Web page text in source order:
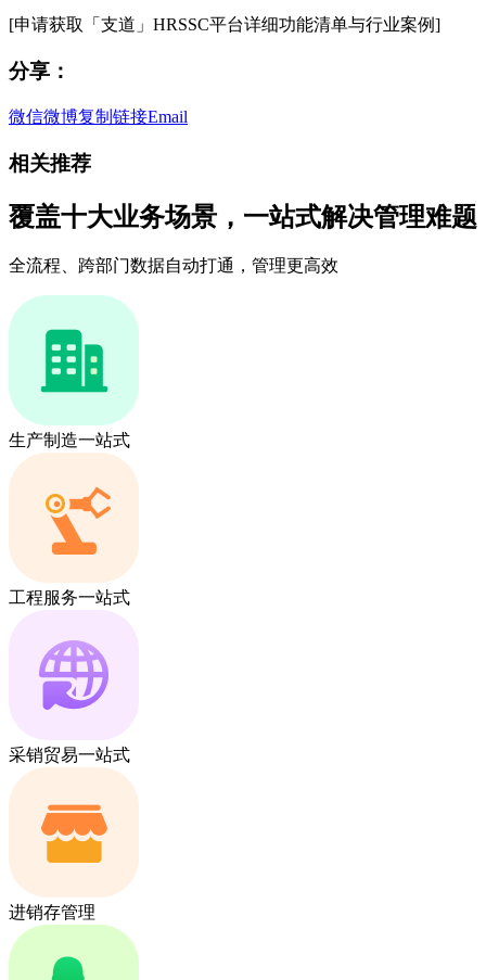
[申请获取「支道」HRSSC平台详细功能清单与行业案例]
分享：
微信微博复制链接Email
相关推荐
覆盖十大业务场景，一站式解决管理难题
全流程、跨部门数据自动打通，管理更高效
生产制造一站式
工程服务一站式
采销贸易一站式
进销存管理